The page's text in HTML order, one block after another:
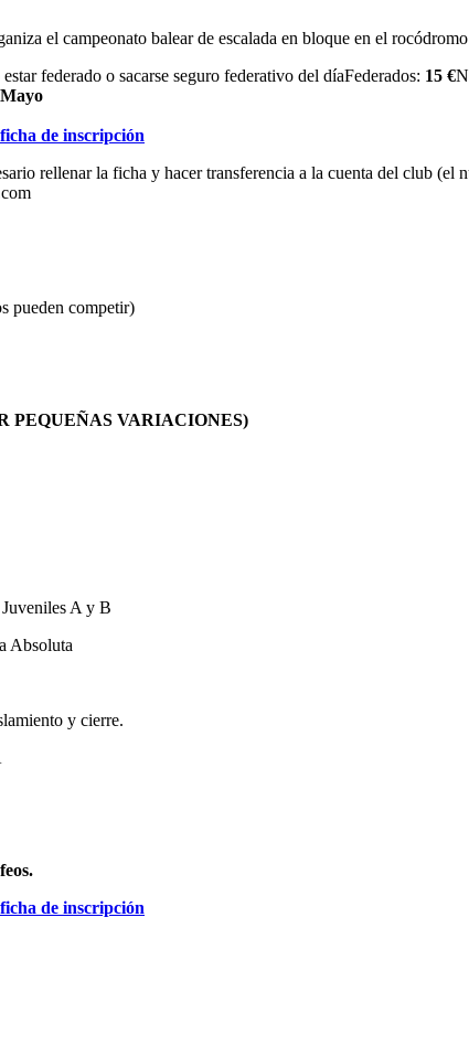
el campeonato balear de escalada en bloque en el
federado o sacarse seguro federativo del díaFederados: 15 €
de inscripción
rellenar la ficha y hacer transferencia a la cuenta del club
pueden competir)
PEQUEÑAS VARIACIONES)
Juveniles A y B
Absoluta
y cierre.
de inscripción